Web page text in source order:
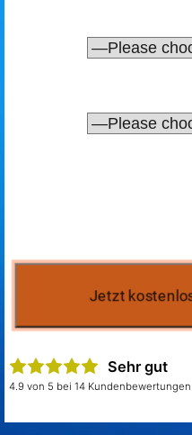
Sehr gut
4.9 von 5 bei 14 Kundenbewertungen